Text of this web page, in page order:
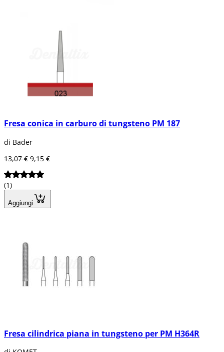
Fresa conica in carburo di tungsteno PM 187
di Bader
13,07 € 9,15 €
(1)
Aggiungi
Fresa cilindrica piana in tungsteno per PM H364R